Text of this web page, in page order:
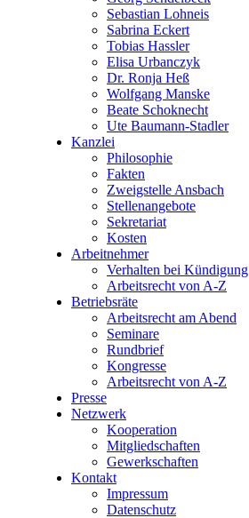
Sebastian Lohneis
Sabrina Eckert
Tobias Hassler
Elisa Urbanczyk
Dr. Ronja Heß
Wolfgang Manske
Beate Schoknecht
Ute Baumann-Stadler
Kanzlei
Philosophie
Fakten
Zweigstelle Ansbach
Stellenangebote
Sekretariat
Kosten
Arbeitnehmer
Verhalten bei Kündigung
Arbeitsrecht von A-Z
Betriebsräte
Arbeitsrecht am Abend
Seminare
Rundbrief
Kongresse
Arbeitsrecht von A-Z
Presse
Netzwerk
Kooperation
Mitgliedschaften
Gewerkschaften
Kontakt
Impressum
Datenschutz